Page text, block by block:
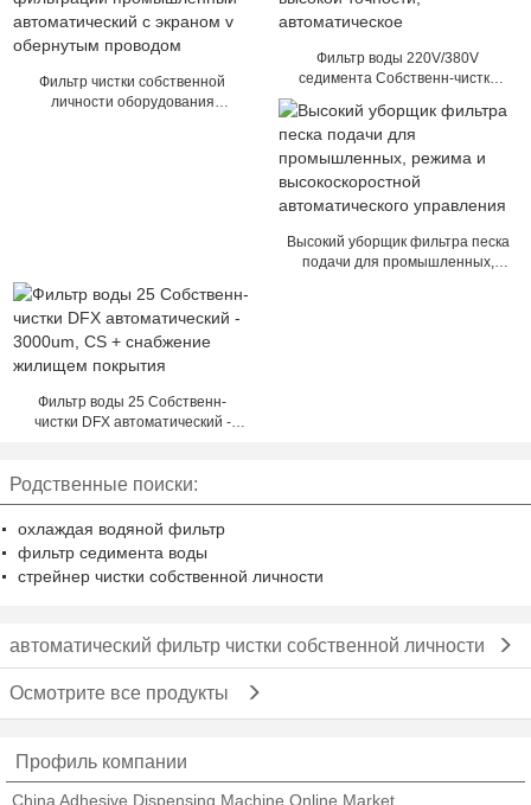
Фильтр чистки собственной
личности оборудования
Фильтр воды 220V/380V
седимента Собственн-чистки
автоматическое
Высокий уборщик фильтра песка
подачи для промышленных,
Фильтр воды 25 Собственн-
чистки DFX автоматический -
Родственные поиски:
охлаждая водяной фильтр
фильтр седимента воды
стрейнер чистки собственной личности
автоматический фильтр чистки собственной личности
Осмотрите все продукты
Профиль компании
China Adhesive Dispensing Machine Online Market